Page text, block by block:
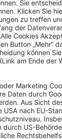
© Sachsenlotto 2026
sachsenlotto.de–